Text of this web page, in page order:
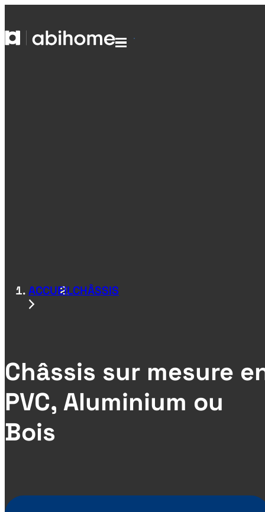
PASSER AU CONTENU
Abihome
ACCUEILCHÂSSIS
Châssis sur mesure
PVC, Aluminium ou
Bois